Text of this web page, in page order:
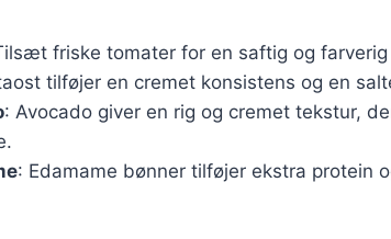
friske tomater for en saftig og farverig
tilføjer en cremet konsistens og en
: Avocado giver en rig og cremet tekstur,
: Edamame bønner tilføjer ekstra protein